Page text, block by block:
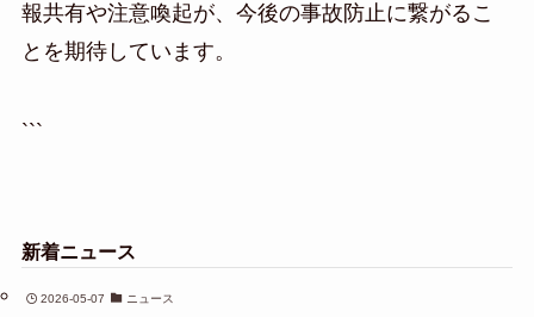
報共有や注意喚起が、今後の事故防止に繋がるこ
とを期待しています。
```
新着ニュース
2026-05-07 ニュース